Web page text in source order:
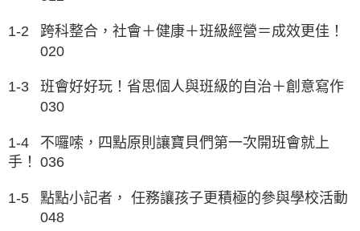
1-2
跨科整合，社會＋健康＋班級經營＝成效更佳！
020
1-3
班會好好玩！省思個人與班級的自治＋創意寫作
030
1-4
不囉嗦，四點原則讓寶貝們第一次開班會就上
手！ 036
1-5
點點小記者， 任務讓孩子更積極的參與學校活動
048